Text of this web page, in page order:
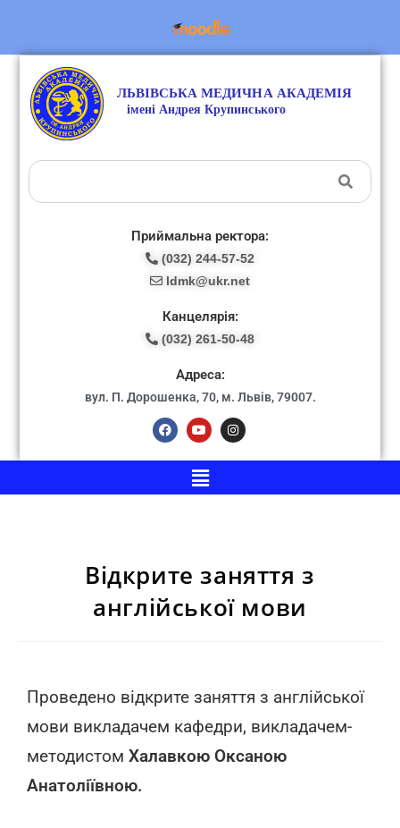
Приймальна ректора:
(032) 244-57-52
ldmk@ukr.net
Канцелярія:
(032) 261-50-48
Адреса:
вул. П. Дорошенка, 70, м. Львів, 79007.
Відкрите заняття з
англійської мови
Проведено відкрите заняття з англійської
мови викладачем кафедри, викладачем-
методистом Халавкою Оксаною
Анатоліївною.